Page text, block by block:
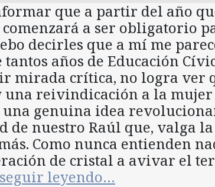
que a partir del año
a ser obligatorio
decirles que a mí me
tantos años de Educación
mirada crítica, no logra ver
una reivindicación a la
genuina idea
de nuestro Raúl que, valga
Como nunca entienden
de cristal a avivar el
leyendo…